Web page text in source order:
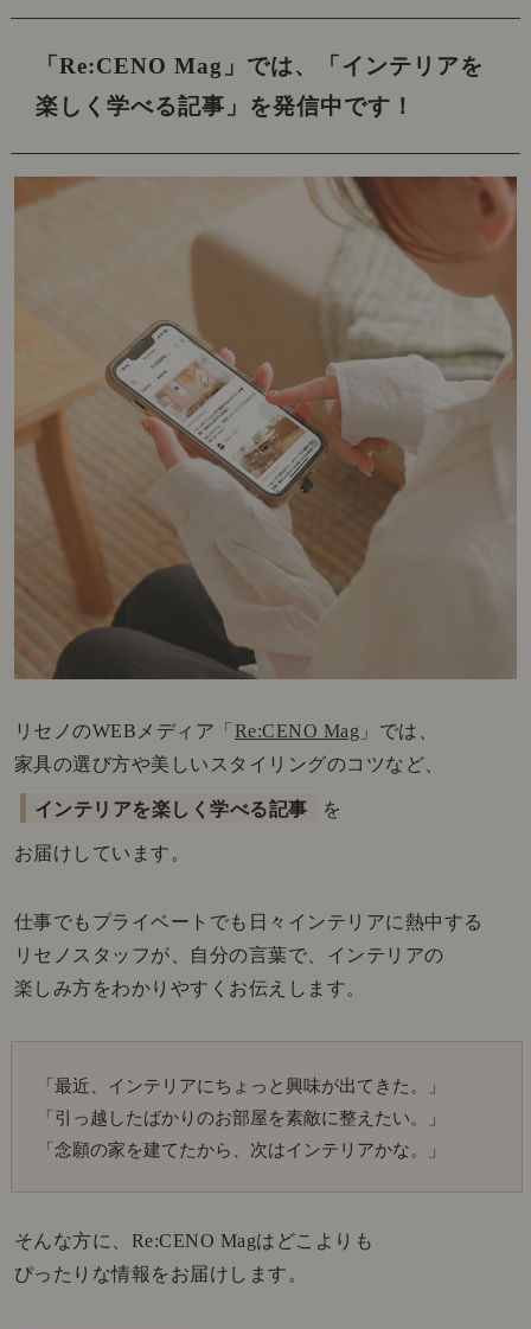
「Re:CENO Mag」では、
「インテリアを
楽しく学べる記事」を発信中です！
リセノのWEBメディア「 Re:CENO Mag 」では、
家具の選び方や美しいスタイリングのコツなど、
インテリアを楽しく学べる記事 を
お届けしています。
仕事でもプライベートでも日々インテリアに熱中する
リセノスタッフが、自分の言葉で、インテリアの
楽しみ方をわかりやすくお伝えします。
「最近、インテリアにちょっと興味が出てきた。」
「引っ越したばかりのお部屋を素敵に整えたい。」
「念願の家を建てたから、次はインテリアかな。」
そんな方に、Re:CENO Magはどこよりも
ぴったりな情報をお届けします。